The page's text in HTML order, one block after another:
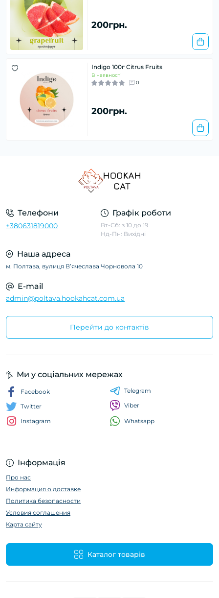
200грн.
Indigo 100г Citrus Fruits
В наявності
0
200грн.
Телефони
+380631819000
Графік роботи
Вт-Сб: з 10 до 19
Нд-Пн: Вихідні
Наша адреса
м. Полтава, вулиця Вʼячеслава Чорновола 10
E-mail
admin@poltava.hookahcat.com.ua
Перейти до контактів
Інформація
Про нас
Информация о доставке
Политика безопасности
Условия соглашения
Карта сайту
Каталог товарів
Ми у соціальних мережах
Facebook
Twitter
Instagram
Telegram
Viber
Whatsapp